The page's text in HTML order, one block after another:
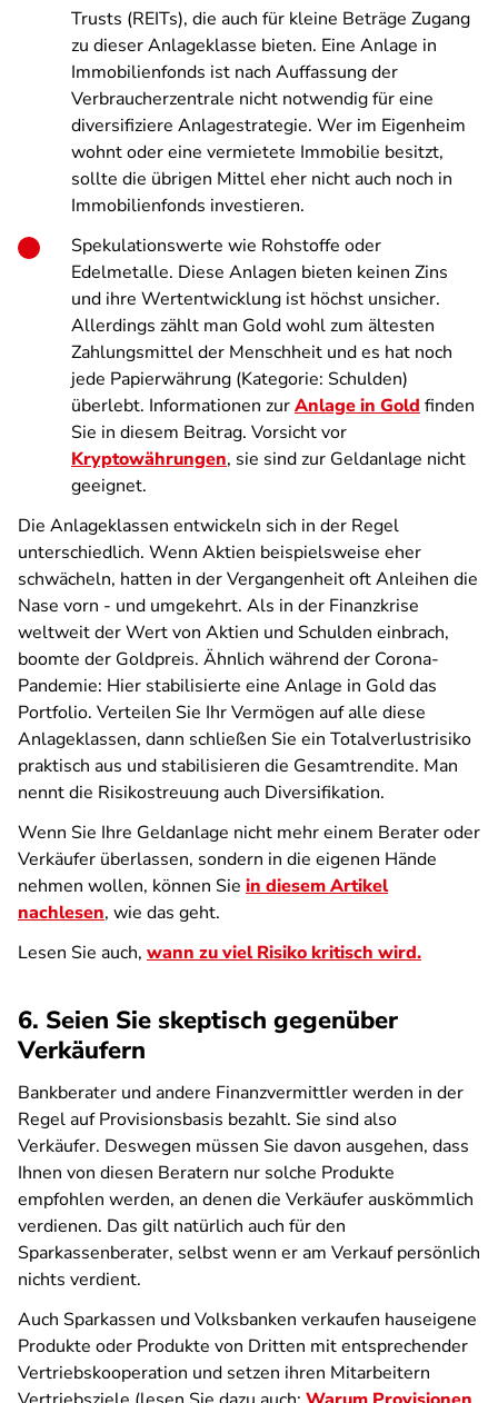
Trusts (REITs), die auch für kleine Beträge Zugang
zu dieser Anlageklasse bieten. Eine Anlage in
Immobilienfonds ist nach Auffassung der
Verbraucherzentrale nicht notwendig für eine
diversifiziere Anlagestrategie. Wer im Eigenheim
wohnt oder eine vermietete Immobilie besitzt,
sollte die übrigen Mittel eher nicht auch noch in
Immobilienfonds investieren.
Spekulationswerte wie Rohstoffe oder
Edelmetalle. Diese Anlagen bieten keinen Zins
und ihre Wertentwicklung ist höchst unsicher.
Allerdings zählt man Gold wohl zum ältesten
Zahlungsmittel der Menschheit und es hat noch
jede Papierwährung (Kategorie: Schulden)
überlebt. Informationen zurAnlage in Gold finden
Sie in diesem Beitrag. Vorsicht vor
Kryptowährungen, sie sind zur Geldanlage nicht
geeignet.
Die Anlageklassen entwickeln sich in der Regel
unterschiedlich. Wenn Aktien beispielsweise eher
schwächeln, hatten in der Vergangenheit oft Anleihen die
Nase vorn - und umgekehrt. Als in der Finanzkrise
weltweit der Wert von Aktien und Schulden einbrach,
boomte der Goldpreis. Ähnlich während der Corona-
Pandemie: Hier stabilisierte eine Anlage in Gold das
Portfolio. Verteilen Sie Ihr Vermögen auf alle diese
Anlageklassen, dann schließen Sie ein Totalverlustrisiko
praktisch aus und stabilisieren die Gesamtrendite. Man
nennt die Risikostreuung auch Diversifikation.
Wenn Sie Ihre Geldanlage nicht mehr einem Berater oder
Verkäufer überlassen, sondern in die eigenen Hände
nehmen wollen, können Sie in diesem Artikel
nachlesen, wie das geht.
Lesen Sie auch, wann zu viel Risiko kritisch wird.
6. Seien Sie skeptisch gegenüber
Verkäufern
Bankberater und andere Finanzvermittler werden in der
Regel auf Provisionsbasis bezahlt. Sie sind also
Verkäufer. Deswegen müssen Sie davon ausgehen, dass
Ihnen von diesen Beratern nur solche Produkte
empfohlen werden, an denen die Verkäufer auskömmlich
verdienen. Das gilt natürlich auch für den
Sparkassenberater, selbst wenn er am Verkauf persönlich
nichts verdient.
Auch Sparkassen und Volksbanken verkaufen hauseigene
Produkte oder Produkte von Dritten mit entsprechender
Vertriebskooperation und setzen ihren Mitarbeitern